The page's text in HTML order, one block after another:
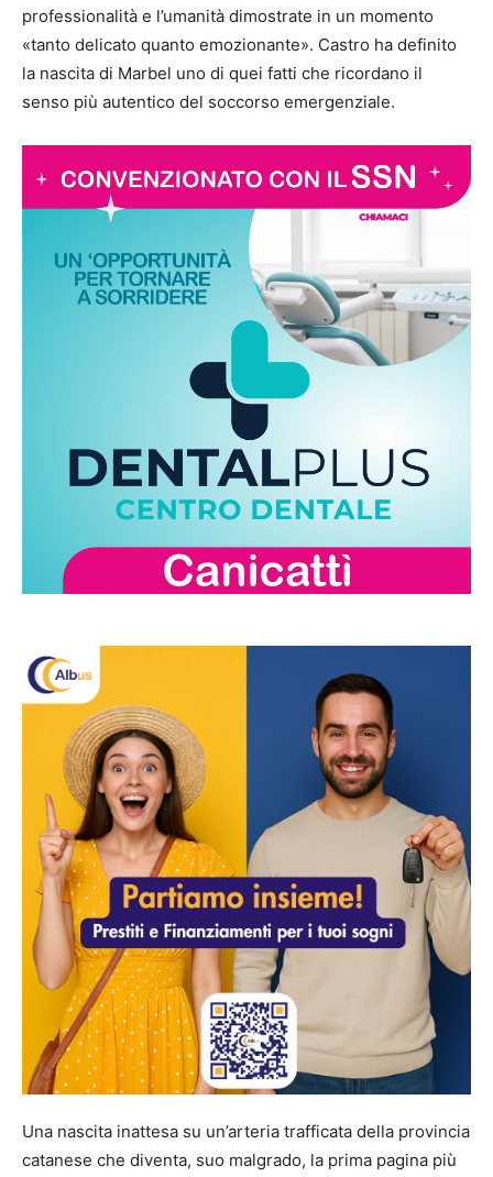
professionalità e l’umanità dimostrate in un momento
«tanto delicato quanto emozionante». Castro ha definito
la nascita di Marbel uno di quei fatti che ricordano il
senso più autentico del soccorso emergenziale.
Una nascita inattesa su un’arteria trafficata della provincia
catanese che diventa, suo malgrado, la prima pagina più